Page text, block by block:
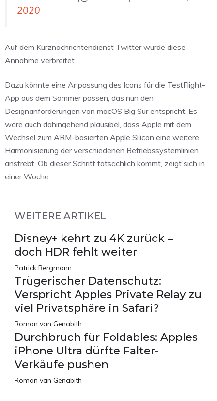
2020
Auf dem Kurznachrichtendienst Twitter wurde diese
Annahme verbreitet.
Dazu könnte eine Anpassung des Icons für die TestFlight-
App aus dem Sommer passen, das nun den
Designanforderungen von macOS Big Sur entspricht. Es
wäre auch dahingehend plausibel, dass Apple mit dem
Wechsel zum ARM-basierten Apple Silicon eine weitere
Harmonisierung der verschiedenen Betriebssystemlinien
anstrebt. Ob dieser Schritt tatsächlich kommt, zeigt sich in
einer Woche.
WEITERE ARTIKEL
Disney+ kehrt zu 4K zurück –
doch HDR fehlt weiter
Patrick Bergmann
Trügerischer Datenschutz:
Verspricht Apples Private Relay zu
viel Privatsphäre in Safari?
Roman van Genabith
Durchbruch für Foldables: Apples
iPhone Ultra dürfte Falter-
Verkäufe pushen
Roman van Genabith